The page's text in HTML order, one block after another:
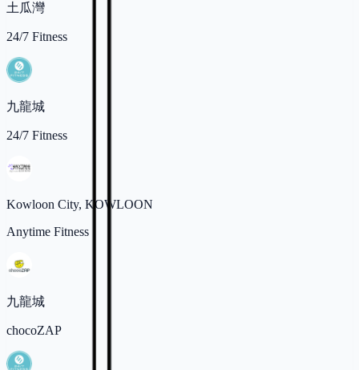
土瓜灣
24/7 Fitness
九龍城
24/7 Fitness
Kowloon City, KOWLOON
Anytime Fitness
九龍城
chocoZAP